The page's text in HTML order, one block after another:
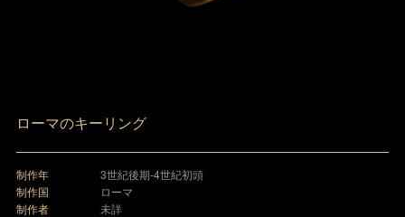
ローマのキーリング
制作年
3世紀後期-4世紀初頭
制作国
ローマ
制作者
未詳